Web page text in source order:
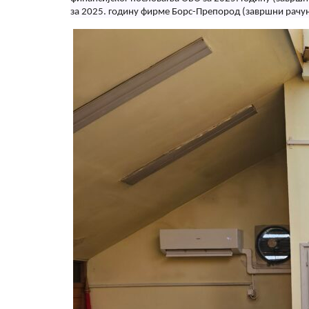
за 2025. годину фирме Борс-Препород (завршни